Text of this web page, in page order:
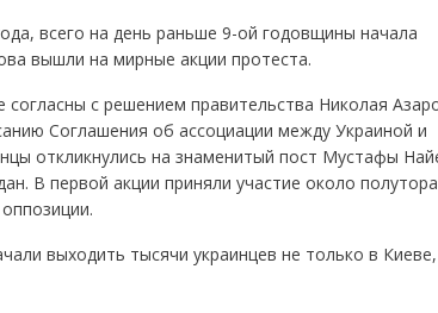
всего на день раньше 9-ой годовщины начала
вышли на мирные акции протеста.
с решением правительства Николая
Соглашения об ассоциации между Украиной и
откликнулись на знаменитый пост Мустафы
В первой акции приняли участие около
выходить тысячи украинцев не только в